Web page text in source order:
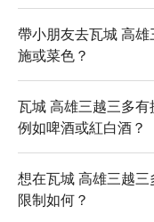
💡 未成年請勿飲酒；
帶小朋友去瓦城 高
施或菜色？
瓦城 高雄三越三多有
例如啤酒或紅白酒？
想在瓦城 高雄三越
限制如何？